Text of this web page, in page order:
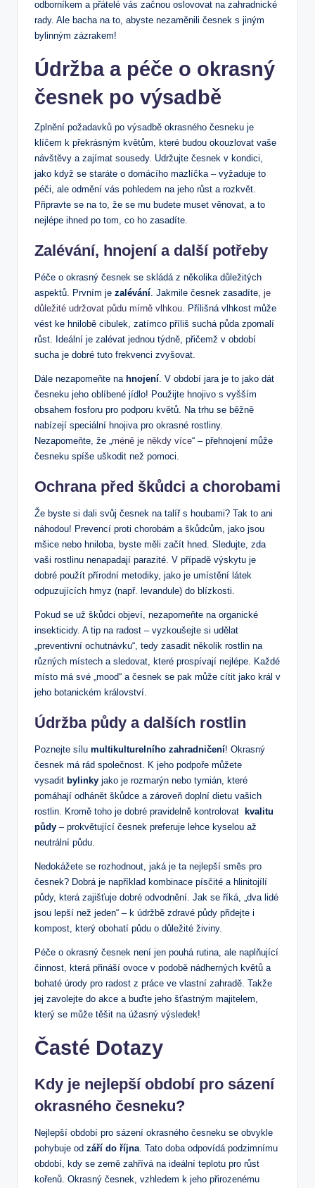
odborníkem a ⁢přátelé vás začnou oslovovat na zahradnické
rady. Ale bacha‍ na to, ​abyste nezaměnili​ česnek s jiným
‌bylinným zázrakem!
Údržba a péče o okrasný⁢
česnek po výsadbě
Zplnění požadavků po výsadbě ⁢okrasného česneku je
⁢klíčem⁤ k překrásným květům, které budou okouzlovat vaše
návštěvy a zajímat sousedy. ‍Udržujte česnek ‌v kondici,
jako⁢ když se staráte ⁢o domácího mazlíčka – vyžaduje to
péči, ale odmění vás pohledem na jeho růst a rozkvět.
Připravte se na ​to, že se mu budete muset ​věnovat, a to
⁤nejlépe ihned po tom, co⁤ ho zasadíte.‍
Zalévání, hnojení a další potřeby
Péče o​ okrasný česnek se skládá z několika důležitých
⁢aspektů. Prvním je zalévání. Jakmile česnek zasadíte, je
důležité udržovat půdu mírně vlhkou. Přílišná ⁤vlhkost může
‌vést ​ke hnilobě cibulek, zatímco příliš suchá půda zpomalí⁢
růst. Ideální⁣ je zalévat jednou týdně, přičemž v období
sucha ⁢je‌ dobré tuto frekvenci zvyšovat.
Dále​ nezapomeňte ⁢na hnojení. V ⁣období jara je to jako dát ​
česneku jeho oblíbené jídlo! Použijte hnojivo‌ s vyšším⁣
obsahem fosforu pro podporu květů. Na trhu se běžně
nabízejí speciální hnojiva pro okrasné rostliny.
Nezapomeňte, že „méně je někdy více“ – přehnojení může⁤
česneku spíše uškodit než pomoci.
Ochrana před škůdci a ⁢chorobami
Že byste si dali svůj‌ česnek na talíř s houbami? Tak to ani
náhodou! Prevencí proti chorobám a ​škůdcům, jako jsou⁢
mšice nebo⁣ hniloba, byste měli začít hned. Sledujte, zda
⁤vaši rostlinu nenapadají parazité. V případě výskytu ⁤je
dobré použít‍ přírodní metodiky, jako ‍je umístění ⁣látek
odpuzujících hmyz (např.⁤ levandule) do blízkosti.
Pokud se už škůdci objeví, ⁢nezapomeňte ​na organické⁣
insekticidy. A tip na radost – vyzkoušejte⁤ si udělat⁤
„preventivní ochutnávku“, tedy zasadit​ několik rostlin na
různých místech a sledovat, které prospívají nejlépe. Každé
místo má ‌své „mood“‌ a česnek se⁣ pak může cítit jako král v
jeho​ botanickém království.
Údržba půdy a dalších rostlin
Poznejte sílu multikulturelního zahradničení! Okrasný
‍česnek má rád společnost. K jeho⁤ podpoře můžete
vysadit bylinky jako je rozmarýn ‍nebo ​tymián, které
pomáhají odhánět škůdce a zároveň doplní dietu⁣ vašich
⁤rostlin. Kromě toho je dobré pravidelně kontrolovat ⁢
kvalitu
půdy – prokvětující ‌česnek preferuje lehce kyselou ⁤až
neutrální půdu.
Nedokážete se rozhodnout, jaká je ta nejlepší směs pro
česnek? Dobrá je například kombinace písčité a hlinitojílí⁤
půdy, která zajišťuje dobré ‍odvodnění. Jak se říká, „dva⁣ lidé
jsou⁣ lepší než jeden“ – k údržbě zdravé půdy​ přidejte⁣ i
kompost, který obohatí půdu o důležité živiny.
Péče o okrasný‌ česnek není jen pouhá rutina,⁢ ale naplňující
činnost, která přináší ovoce v podobě nádherných květů ‌a⁢
bohaté úrody pro ⁣radost z práce ve ⁣vlastní zahradě. Takže
jej zavolejte do ​akce a buďte⁢ jeho šťastným majitelem,
který se může těšit na úžasný výsledek!
Časté ‍Dotazy
Kdy je nejlepší období pro sázení
okrasného česneku?
Nejlepší období pro sázení⁤ okrasného česneku se obvykle
‌pohybuje od září⁢ do října. Tato doba‌ odpovídá podzimnímu
období, kdy se země zahřívá na ideální teplotu pro růst
kořenů. Okrasný česnek, vzhledem k jeho přirozenému